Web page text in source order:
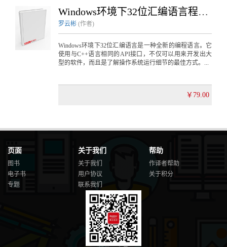
Windows环境下32位汇编语言程序设计（第二版）(含光盘1张)
罗云彬 (作者)
Windows环境下32位汇编语言是一种全新的编程语言。它
使用与C++语言相同的API接口，不仅可以用来开发出大
型的软件，而且是了解操作系统运行细节的最佳方式。...
￥79.00
页面
图书
电子书
专题
关于我们
关于我们
用户协议
联系我们
帮助
作译者帮助
关于积分